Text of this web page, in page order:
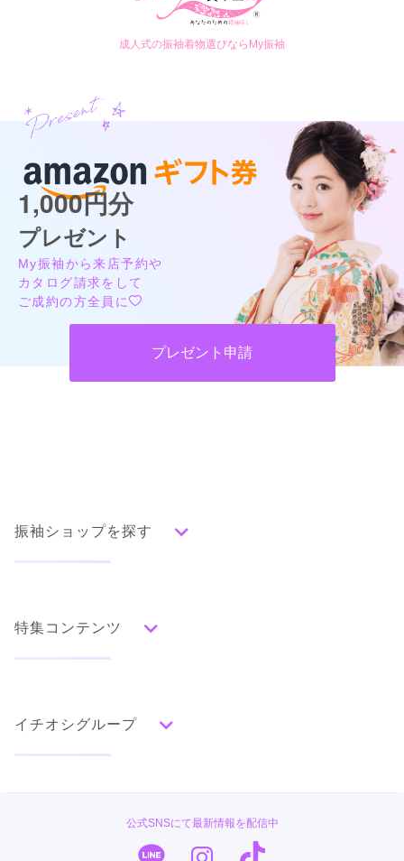
成人式の振袖着物選びならMy振袖
1,000円分
プレゼント
My振袖から来店予約や
カタログ請求をして
ご成約の方全員に
プレゼント申請
振袖ショップを探す
みんなの振袖ランキングトップ
色別ランキング
グレー
白
エレガント キュート クール
口コミから探す
特集コンテンツ
ママ振特集
個性的振袖コーディネート特集
成人式レポート
振袖ブランド特集
イチオシグループ
公式SNSにて最新情報を配信中